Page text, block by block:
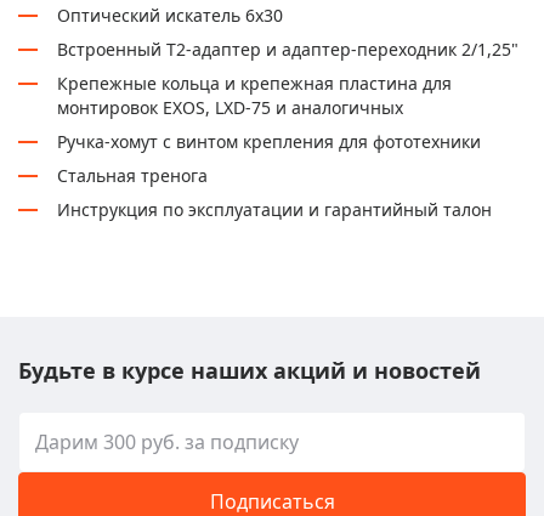
Оптический искатель 6x30
Встроенный Т2-адаптер и адаптер-переходник 2/1,25"
Крепежные кольца и крепежная пластина для
монтировок EXOS, LXD-75 и аналогичных
Ручка-хомут с винтом крепления для фототехники
Стальная тренога
Инструкция по эксплуатации и гарантийный талон
Будьте в курсе наших акций и новостей
Подписаться